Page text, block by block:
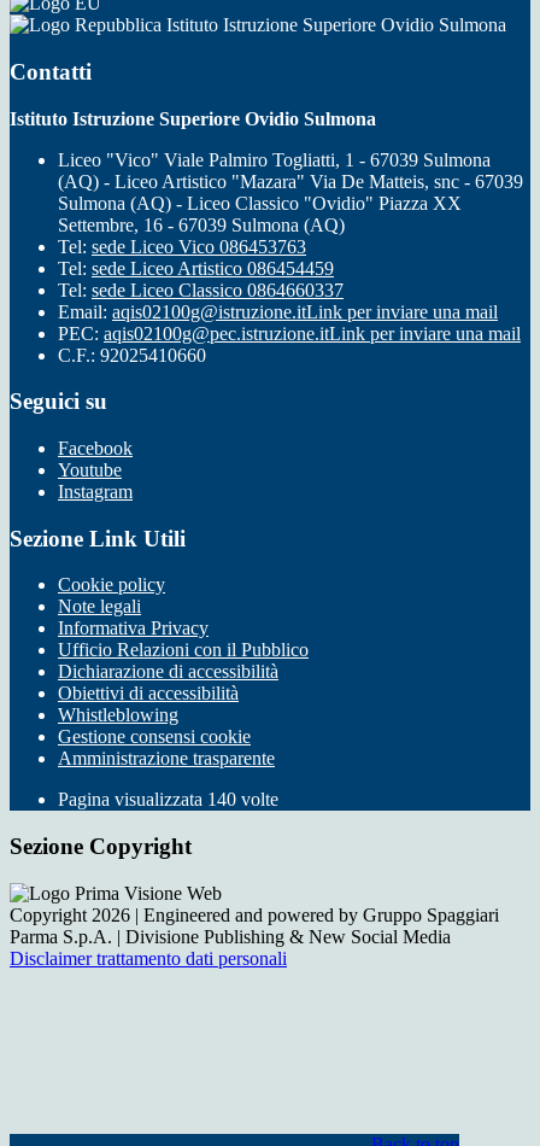
Istituto Istruzione Superiore Ovidio Sulmona
Contatti
Istituto Istruzione Superiore Ovidio Sulmona
Liceo "Vico" Viale Palmiro Togliatti, 1 - 67039 Sulmona
(AQ) - Liceo Artistico "Mazara" Via De Matteis, snc - 67039
Sulmona (AQ) - Liceo Classico "Ovidio" Piazza XX
Settembre, 16 - 67039 Sulmona (AQ)
Tel: sede Liceo Vico 086453763
Tel: sede Liceo Artistico 086454459
Tel: sede Liceo Classico 0864660337
Email: aqis02100g@istruzione.itLink per inviare una mail
PEC: aqis02100g@pec.istruzione.itLink per inviare una mail
C.F.: 92025410660
Seguici su
Facebook
Youtube
Instagram
Sezione Link Utili
Cookie policy
Note legali
Informativa Privacy
Ufficio Relazioni con il Pubblico
Dichiarazione di accessibilità
Obiettivi di accessibilità
Whistleblowing
Gestione consensi cookie
Amministrazione trasparente
Pagina visualizzata 140 volte
Sezione Copyright
Copyright 2026 | Engineered and powered by Gruppo Spaggiari
Parma S.p.A. | Divisione Publishing & New Social Media
Disclaimer trattamento dati personali